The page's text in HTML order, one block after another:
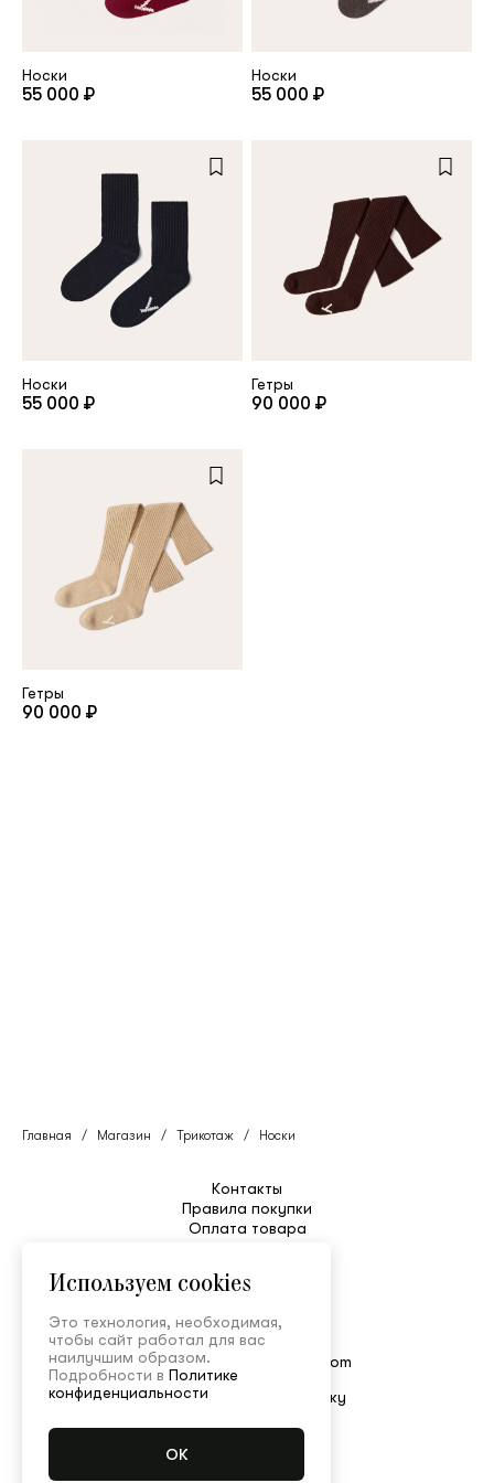
Запомнить меня
Главная / Магазин / Трикотаж / Носки
Носки
55 000 ₽
Носки
55 000 ₽
Носки
55 000 ₽
Гетры
90 000 ₽
Гетры
90 000 ₽
Используем cookies
Это технология, необходимая,
чтобы сайт работал для вас
наилучшим образом.
Подробности в Политике
конфиденциальности
Контакты
Правила покупки
Оплата товара
Возврат и обмен
Служба поддержки
+7 495 150-52-80
shop@ulyanasergeenko.com
Пн—Пт 11:00—19:00
Подписаться на рассылку
Конфиденциальность